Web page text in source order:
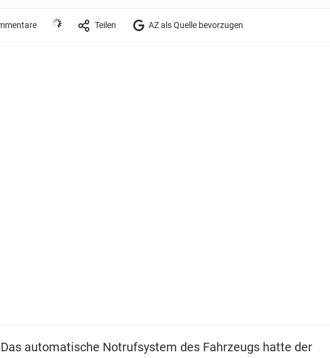
Teilen AZ als Quelle bevorzugen
automatische Notrufsystem des Fahrzeugs hatte der